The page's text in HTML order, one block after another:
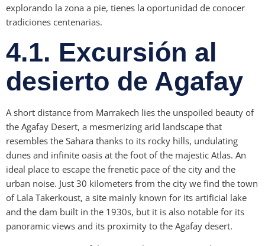
explorando la zona a pie, tienes la oportunidad de conocer
tradiciones centenarias.
4.1. Excursión al
desierto de Agafay
A short distance from Marrakech lies the unspoiled beauty of
the Agafay Desert, a mesmerizing arid landscape that
resembles the Sahara thanks to its rocky hills, undulating
dunes and infinite oasis at the foot of the majestic Atlas. An
ideal place to escape the frenetic pace of the city and the
urban noise. Just 30 kilometers from the city we find the town
of Lala Takerkoust, a site mainly known for its artificial lake
and the dam built in the 1930s, but it is also notable for its
panoramic views and its proximity to the Agafay desert.